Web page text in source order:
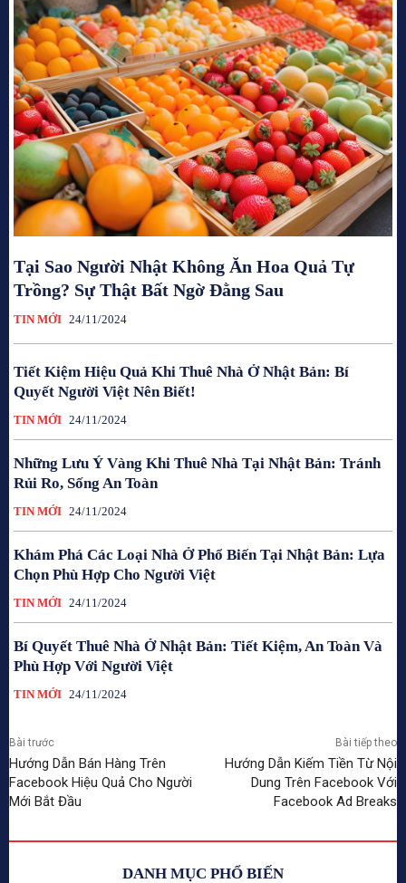
Tại Sao Người Nhật Không Ăn Hoa Quả Tự
Trồng? Sự Thật Bất Ngờ Đằng Sau
TIN MỚI 24/11/2024
Tiết Kiệm Hiệu Quả Khi Thuê Nhà Ở Nhật Bản: Bí
Quyết Người Việt Nên Biết!
TIN MỚI 24/11/2024
Những Lưu Ý Vàng Khi Thuê Nhà Tại Nhật Bản: Tránh
Rủi Ro, Sống An Toàn
TIN MỚI 24/11/2024
Khám Phá Các Loại Nhà Ở Phổ Biến Tại Nhật Bản: Lựa
Chọn Phù Hợp Cho Người Việt
TIN MỚI 24/11/2024
Bí Quyết Thuê Nhà Ở Nhật Bản: Tiết Kiệm, An Toàn Và
Phù Hợp Với Người Việt
TIN MỚI 24/11/2024
Bài trước
Hướng Dẫn Bán Hàng Trên
Facebook Hiệu Quả Cho Người
Mới Bắt Đầu
Bài tiếp theo
Hướng Dẫn Kiếm Tiền Từ Nội
Dung Trên Facebook Với
Facebook Ad Breaks
DANH MỤC PHỔ BIẾN